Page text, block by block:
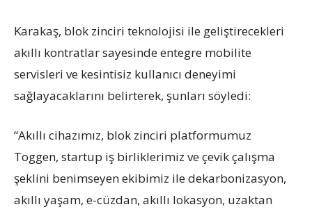
Karakaş, blok zinciri teknolojisi ile geliştirecekleri
akıllı kontratlar sayesinde entegre mobilite
servisleri ve kesintisiz kullanıcı deneyimi
sağlayacaklarını belirterek, şunları söyledi:
“Akıllı cihazımız, blok zinciri platformumuz
Toggen, startup iş birliklerimiz ve çevik çalışma
şeklini benimseyen ekibimiz ile dekarbonizasyon,
akıllı yaşam, e-cüzdan, akıllı lokasyon, uzaktan